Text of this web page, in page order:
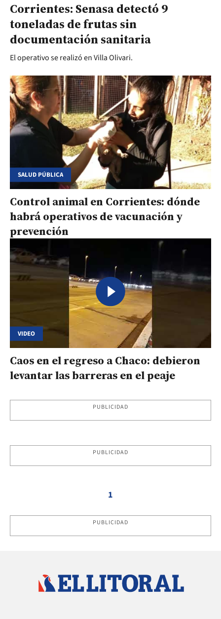
Corrientes: Senasa detectó 9
toneladas de frutas sin
documentación sanitaria
El operativo se realizó en Villa Olivari.
SALUD PÚBLICA
Control animal en Corrientes: dónde
habrá operativos de vacunación y
prevención
VIDEO
Caos en el regreso a Chaco: debieron
levantar las barreras en el peaje
PUBLICIDAD
PUBLICIDAD
1
PUBLICIDAD